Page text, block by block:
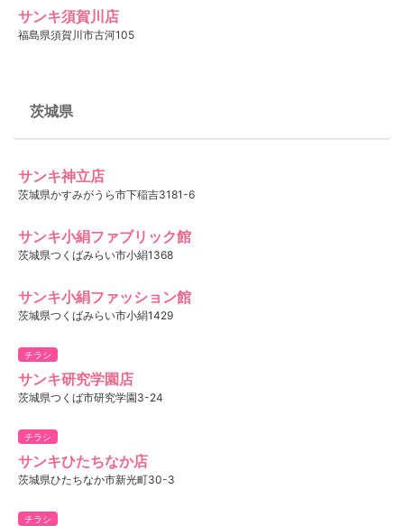
サンキ須賀川店
福島県須賀川市古河105
茨城県
サンキ神立店
茨城県かすみがうら市下稲吉3181-6
サンキ小絹ファブリック館
茨城県つくばみらい市小絹1368
サンキ小絹ファッション館
茨城県つくばみらい市小絹1429
チラシ
サンキ研究学園店
茨城県つくば市研究学園3-24
チラシ
サンキひたちなか店
茨城県ひたちなか市新光町30-3
チラシ